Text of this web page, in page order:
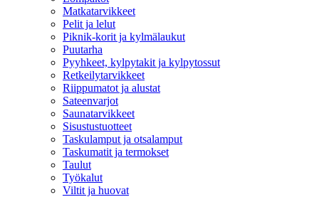
Matkatarvikkeet
Pelit ja lelut
Piknik-korit ja kylmälaukut
Puutarha
Pyyhkeet, kylpytakit ja kylpytossut
Retkeilytarvikkeet
Riippumatot ja alustat
Sateenvarjot
Saunatarvikkeet
Sisustustuotteet
Taskulamput ja otsalamput
Taskumatit ja termokset
Taulut
Työkalut
Viltit ja huovat